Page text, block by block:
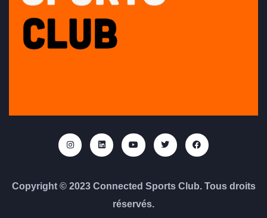
Copyright © 2023 Connected Sports Club. Tous droits
réservés.